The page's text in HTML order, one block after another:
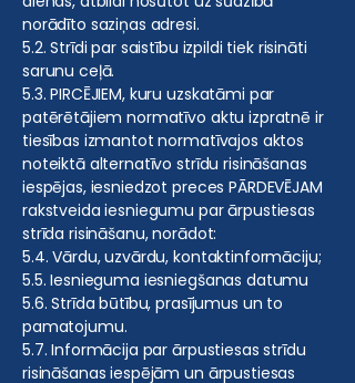
norādīto saziņas adresi.
5.2. Strīdi par saistību izpildi tiek risināti
sarunu ceļā.
5.3. PIRCĒJIEM, kuru uzskatāmi par
patērētājiem normatīvo aktu izpratnē ir
tiesības izmantot normatīvajos aktos
noteiktā alternatīvo strīdu risināšanas
iespējas, iesniedzot preces PĀRDEVĒJAM
rakstveida iesniegumu par ārpustiesas
strīda risināšanu, norādot:
5.4. Vārdu, uzvārdu, kontaktinformāciju;
5.5. Iesnieguma iesniegšanas datumu
5.6. Strīda būtību, prasījumus un to
pamatojumu.
5.7. Informācija par ārpustiesas strīdu
risināšanas iespējām un ārpustiesas